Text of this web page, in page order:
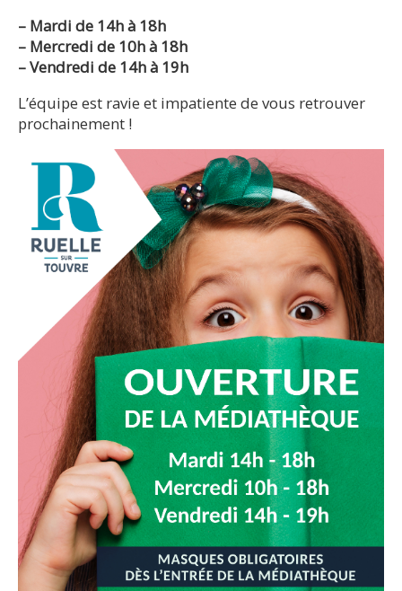
– Mardi de 14h à 18h
– Mercredi de 10h à 18h
– Vendredi de 14h à 19h
L’équipe est ravie et impatiente de vous retrouver
prochainement !